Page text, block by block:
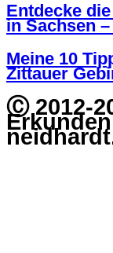
Entdecke
in Sachsen
Meine 10
Zittauer
Ⓒ 2012-